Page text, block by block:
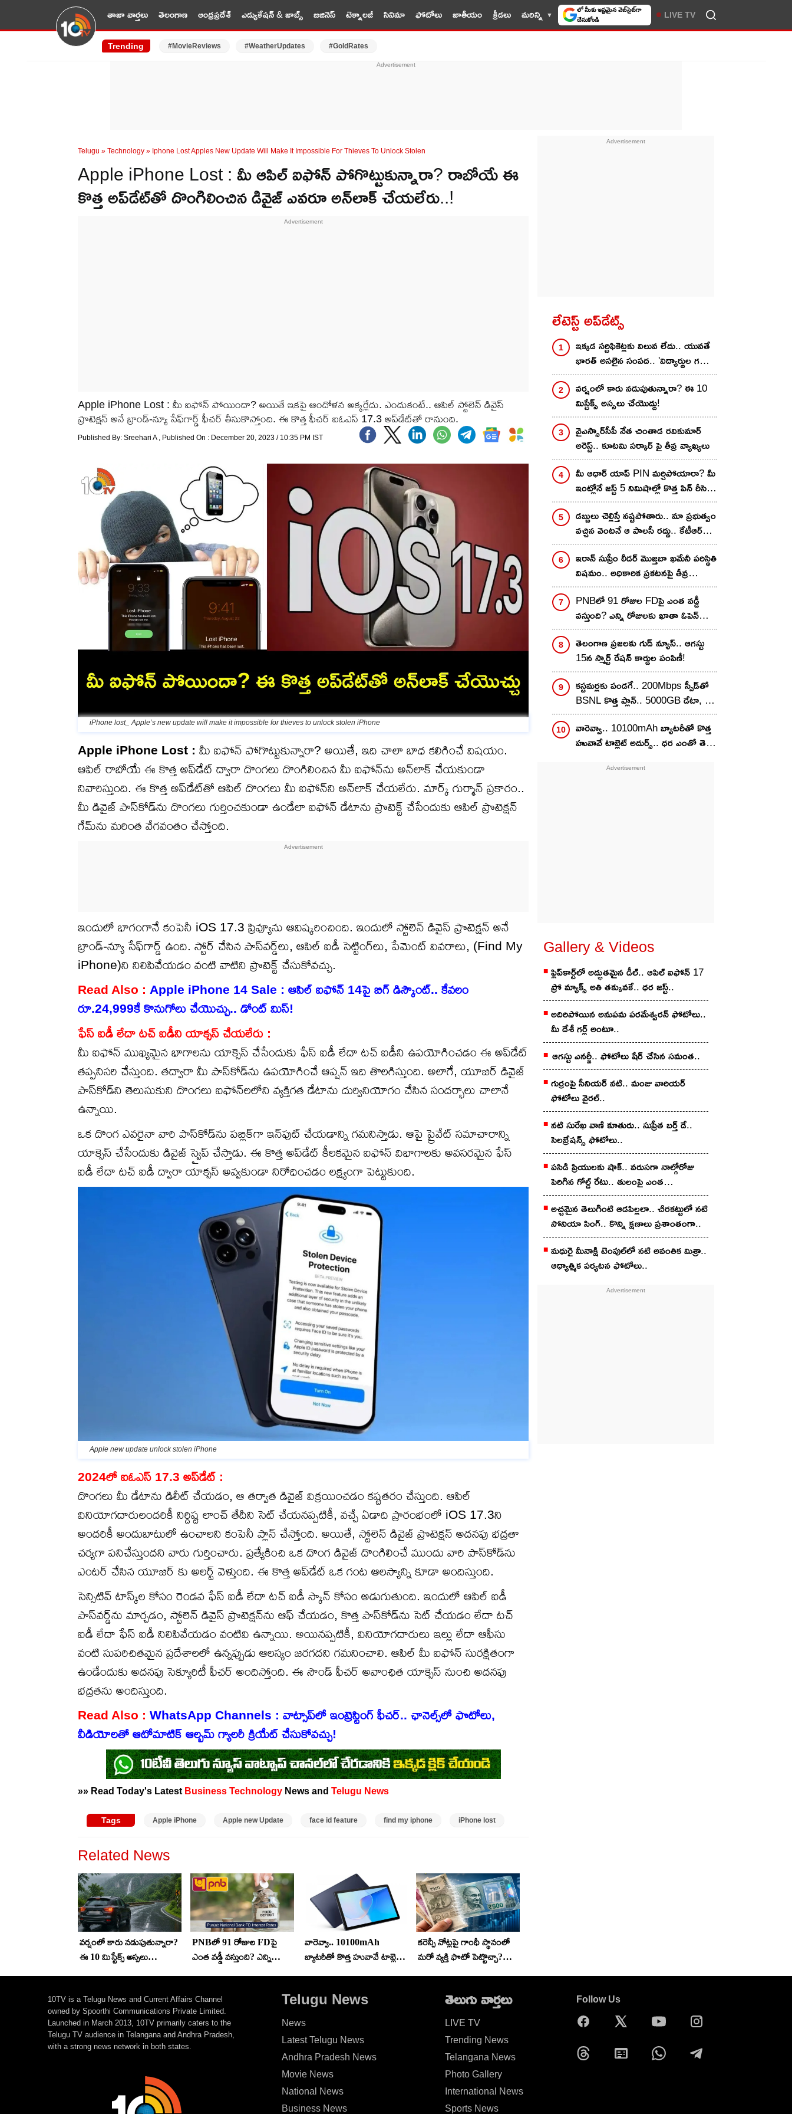
తాజా వార్తలు తెలంగాణ ఆంధ్రప్రదేశ్ ఎడ్యుకేషన్ & జాబ్స్ బిజినెస్ టెక్నాలజీ సినిమా ఫోటోలు జాతీయం క్రీడలు మరిన్ని 10TV సెలెక్ట్ చేసుకోండి LIVE TV
Trending #MovieReviews #WeatherUpdates #GoldRates
Telugu » Technology » Iphone Lost Apples New Update Will Make It Impossible For Thieves To Unlock Stolen
Apple iPhone Lost : మీ ఆపిల్ ఐఫోన్ పోగొట్టుకున్నారా? రాబోయే ఈ
కొత్త అప్‌డేట్‌తో దొంగిలించిన డివైజ్ ఎవరూ అన్‌లాక్ చేయలేరు..!
Apple iPhone Lost : మీ ఐఫోన్ పోయిందా? అయితే ఇకపై ఆందోళన అక్కర్లేదు. ఎందుకంటే.. ఆపిల్ స్టోలెన్ డివైస్
ప్రొటెక్షన్ అనే బ్రాండ్-న్యూ సేఫ్‌గార్డ్ ఫీచర్ తీసుకొస్తోంది. ఈ కొత్త ఫీచర్ ఐఓఎస్ 17.3 అప్‌డేట్‌తో రానుంది.
Published By: Sreehari A , Published On : December 20, 2023 / 10:35 PM IST
iPhone lost_ Apple’s new update will make it impossible for thieves to unlock stolen iPhone
Apple iPhone Lost : మీ ఐఫోన్ పోగొట్టుకున్నారా? అయితే, ఇది చాలా బాధ కలిగించే విషయం.
ఆపిల్ రాబోయే ఈ కొత్త అప్‌డేట్ ద్వారా దొంగలు దొంగిలించిన మీ ఐఫోన్‌ను అన్‌లాక్ చేయకుండా
నివారిస్తుంది. ఈ కొత్త అప్‌డేట్‌తో ఆపిల్ దొంగలు మీ ఐఫోన్‌ని అన్‌లాక్ చేయలేరు. మార్క్ గుర్మాన్ ప్రకారం..
మీ డివైజ్ పాస్‌కోడ్‌ను దొంగలు గుర్తించకుండా ఉండేలా ఐఫోన్ డేటాను ప్రొటెక్ట్ చేసేందుకు ఆపిల్ ప్రొటెక్షన్
గేమ్‌ను మరింత వేగవంతం చేస్తోంది.
ఇందులో భాగంగానే కంపెనీ iOS 17.3 ప్రివ్యూను ఆవిష్కరించింది. ఇందులో స్టోలెన్ డివైస్ ప్రొటెక్షన్ అనే
బ్రాండ్-న్యూ సేఫ్‌గార్డ్ ఉంది. స్టోర్ చేసిన పాస్‌వర్డ్‌లు, ఆపిల్ ఐడీ సెట్టింగ్‌లు, పేమెంట్ వివరాలు, (Find My
iPhone)ని నిలిపివేయడం వంటి వాటిని ప్రొటెక్ట్ చేసుకోవచ్చు.
Read Also : Apple iPhone 14 Sale : ఆపిల్ ఐఫోన్ 14పై బిగ్ డిస్కౌంట్.. కేవలం
రూ.24,999కే కొనుగోలు చేయొచ్చు.. డోంట్ మిస్!
ఫేస్ ఐడీ లేదా టచ్ ఐడీని యాక్సస్ చేయలేరు :
మీ ఐఫోన్ ముఖ్యమైన భాగాలను యాక్సెస్ చేసేందుకు ఫేస్ ఐడీ లేదా టచ్ ఐడీని ఉపయోగించడం ఈ అప్‌డేట్
తప్పనిసరి చేస్తుంది. తద్వారా మీ పాస్‌కోడ్‌ను ఉపయోగించే ఆప్షన్ ఇది తొలగిస్తుంది. అలాగే, యూజర్ డివైజ్
పాస్‌కోడ్‌ని తెలుసుకుని దొంగలు ఐఫోన్‌లలోని వ్యక్తిగత డేటాను దుర్వినియోగం చేసిన సందర్భాలు చాలానే
ఉన్నాయి.
ఒక దొంగ ఎవరైనా వారి పాస్‌కోడ్‌ను పబ్లిక్‌గా ఇన్‌పుట్ చేయడాన్ని గమనిస్తాడు. ఆపై ప్రైవేట్ సమాచారాన్ని
యాక్సెస్ చేసేందుకు డివైజ్ స్వైప్ చేస్తాడు. ఈ కొత్త అప్‌డేట్ కీలకమైన ఐఫోన్ విభాగాలకు అవసరమైన ఫేస్
ఐడీ లేదా టచ్ ఐడీ ద్వారా యాక్సస్ అవ్వకుండా నిరోధించడం లక్ష్యంగా పెట్టుకుంది.
Apple new update unlock stolen iPhone
2024లో ఐఓఎస్ 17.3 అప్‌డేట్ :
దొంగలు మీ డేటాను డిలీట్ చేయడం, ఆ తర్వాత డివైజ్ విక్రయించడం కష్టతరం చేస్తుంది. ఆపిల్
వినియోగదారులందరికీ నిర్దిష్ట లాంచ్ తేదీని సెట్ చేయనప్పటికీ, వచ్చే ఏడాది ప్రారంభంలో iOS 17.3ని
అందరికీ అందుబాటులో ఉంచాలని కంపెనీ ప్లాన్ చేస్తోంది. అయితే, స్టోలెన్ డివైజ్ ప్రొటెక్షన్ అదనపు భద్రతా
చర్యగా పనిచేస్తుందని వారు గుర్తించారు. ప్రత్యేకించి ఒక దొంగ డివైజ్ దొంగిలించే ముందు వారి పాస్‌కోడ్‌ను
ఎంటర్ చేసిన యూజర్ కు అలర్ట్ వెళ్తుంది. ఈ కొత్త అప్‌డేట్ ఒక గంట ఆలస్యాన్ని కూడా అందిస్తుంది.
సెన్సిటివ్ టాస్క్‌ల కోసం రెండవ ఫేస్ ఐడీ లేదా టచ్ ఐడీ స్కాన్ కోసం అడుగుతుంది. ఇందులో ఆపిల్ ఐడీ
పాస్‌వర్డ్‌ను మార్చడం, స్టోలెన్ డివైస్ ప్రొటెక్షన్‌ను ఆఫ్ చేయడం, కొత్త పాస్‌కోడ్‌ను సెట్ చేయడం లేదా టచ్
ఐడీ లేదా ఫేస్ ఐడీ నిలిపివేయడం వంటివి ఉన్నాయి. అయినప్పటికీ, వినియోగదారులు ఇల్లు లేదా ఆఫీసు
వంటి సుపరిచితమైన ప్రదేశాలలో ఉన్నప్పుడు ఆలస్యం జరగదని గమనించాలి. ఆపిల్ మీ ఐఫోన్ సురక్షితంగా
ఉండేందుకు అదనపు సెక్యూరిటీ ఫీచర్ అందిస్తోంది. ఈ సౌండ్ ఫీచర్ అవాంఛిత యాక్సెస్‌ నుంచి అదనపు
భద్రతను అందిస్తుంది.
Read Also : WhatsApp Channels : వాట్సాప్‌‌లో ఇంట్రెస్టింగ్ ఫీచర్.. ఛానెల్స్‌లో ఫొటోలు,
వీడియోలతో ఆటోమాటిక్ ఆల్బమ్ గ్యాలరీ క్రియేట్ చేసుకోవచ్చు!
»» Read Today's Latest Business Technology News and Telugu News
Tags Apple iPhone Apple new Update face id feature find my iphone iPhone lost
Related News
వర్షంలో కారు నడుపుతున్నారా?
ఈ 10 మిస్టేక్స్ అస్సలు
PNBలో 91 రోజుల FDపై
ఎంత వడ్డీ వస్తుంది? ఎన్ని
వారెవ్వా.. 10100mAh
బ్యాటరీతో కొత్త హువావే టాబ్లెట్
కరెన్సీ నోట్లపై గాంధీ స్థానంలో
మరో వ్యక్తి ఫొటో పెట్టొచ్చా?
లేటెస్ట్ అప్‌డేట్స్
ఇక్కడ సర్టిఫికెట్లకు విలువ లేదు.. యువతే
భారత్‌ అసలైన సంపద.. 'విద్యార్థుల గళం'
సభలో రాహుల్
వర్షంలో కారు నడుపుతున్నారా? ఈ 10
మిస్టేక్స్ అస్సలు చేయొద్దు!
వైఎస్సార్‌సీపీ నేత చింతాడ రవికుమార్
అరెస్ట్.. కూటమి సర్కార్ పై తీవ్ర వ్యాఖ్యలు
మీ ఆధార్ యాప్ PIN మర్చిపోయారా? మీ
ఇంట్లోనే జస్ట్ 5 నిమిషాల్లో కొత్త పిన్‌ రీసెట్
చేయొచ్చు!
డబ్బులు చెల్లిస్తే నష్టపోతారు.. మా ప్రభుత్వం
వచ్చిన వెంటనే ఆ పాలసీ రద్దు.. కేటీఆర్
మాస్ వార్నింగ్
ఇరాన్ సుప్రీం లీడర్ మొజ్తబా ఖమేనీ పరిస్థితి
విషమం.. అధికారిక ప్రకటనపై తీవ్ర
ఉత్కంఠ!
PNBలో 91 రోజుల FDపై ఎంత వడ్డీ
వస్తుంది? ఎన్ని రోజులకు ఖాతా ఓపెన్
చేయొచ్చు..
తెలంగాణ ప్రజలకు గుడ్ న్యూస్.. ఆగస్టు
15న స్మార్ట్ రేషన్ కార్డుల పంపిణీ!
కస్టమర్లకు పండగే.. 200Mbps స్పీడ్‌తో
BSNL కొత్త ప్లాన్.. 5000GB డేటా, 27
OTT బెనిఫిట్స్ కూడా!
వారెవ్వా.. 10100mAh బ్యాటరీతో కొత్త
హువావే టాబ్లెట్ అదుర్స్.. ధర ఎంతో తెలిస్తే
Gallery & Videos
ఫ్లిప్‌కార్ట్‌లో అద్భుతమైన డీల్.. ఆపిల్ ఐఫోన్ 17
ప్రో మ్యాక్స్ అతి తక్కువకే.. ధర జస్ట్..
అదిరిపోయిన అనుప‌మ ప‌ర‌మేశ్వ‌ర‌న్ ఫోటోలు..
మీ దేశీ గ‌ర్ల్ అంటూ..
ఆగ‌స్టు ఎన‌ర్జీ.. ఫోటోలు షేర్ చేసిన స‌మంత‌..
గుర్రంపై సీనియ‌ర్ న‌టి.. మంజు వారియ‌ర్
ఫోటోలు వైర‌ల్..
న‌టి సురేఖ వాణి కూతురు.. సుప్రీత బ‌ర్త్ డే..
సెల‌బ్రేష‌న్స్ ఫోటోలు..
పసిడి ప్రియులకు షాక్.. వరుసగా నాల్గోరోజు
పెరిగిన గోల్డ్ రేటు.. తులంపై ఎంత
పెరిగిందంటే?
అచ్చ‌మైన తెలుగింటి ఆడ‌పిల్ల‌లా.. చీర‌క‌ట్టులో న‌టి
సోనియా సింగ్‌.. కొన్ని క్షణాలు ప్రశాంతంగా..
మధురై మీనాక్షి టెంపుల్‌లో న‌టి అవంతిక మిశ్రా..
ఆధ్యాత్మిక ప‌ర్య‌ట‌న ఫోటోలు..
10TV is a Telugu News and Current Affairs Channel
owned by Spoorthi Communications Private Limited.
Launched in March 2013, 10TV primarily caters to the
Telugu TV audience in Telangana and Andhra Pradesh,
with a strong news network in both states.
Telugu News
News
Latest Telugu News
Andhra Pradesh News
Movie News
National News
Business News
తెలుగు వార్తలు
LIVE TV
Trending News
Telangana News
Photo Gallery
International News
Sports News
Follow Us